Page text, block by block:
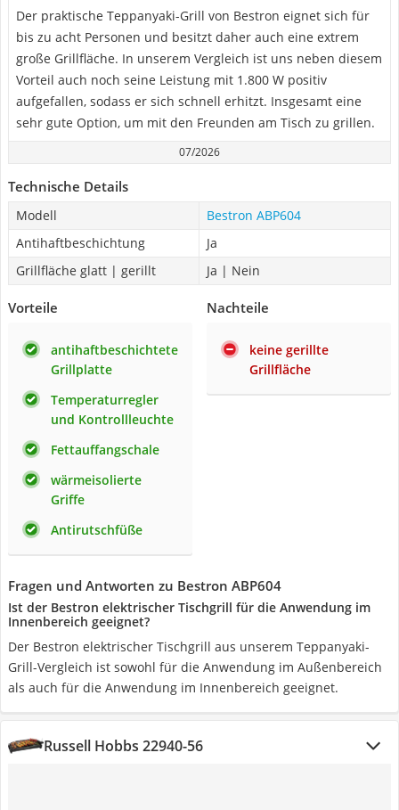
Der praktische Teppanyaki-Grill von Bestron eignet sich für
bis zu acht Personen und besitzt daher auch eine extrem
große Grillfläche. In unserem Vergleich ist uns neben diesem
Vorteil auch noch seine Leistung mit 1.800 W positiv
aufgefallen, sodass er sich schnell erhitzt. Insgesamt eine
sehr gute Option, um mit den Freunden am Tisch zu grillen.
07/2026
Technische Details
Modell
Bestron ABP604
Antihaftbeschichtung
Ja
Grillfläche glatt | gerillt
Ja | Nein
Vorteile
antihaftbeschichtete
Grillplatte
Temperaturregler
und Kontrollleuchte
Fettauffangschale
wärmeisolierte
Griffe
Antirutschfüße
Nachteile
keine gerillte
Grillfläche
Fragen und Antworten zu Bestron ABP604
Ist der Bestron elektrischer Tischgrill für die Anwendung im
Innenbereich geeignet?
Der Bestron elektrischer Tischgrill aus unserem Teppanyaki-
Grill-Vergleich ist sowohl für die Anwendung im Außenbereich
als auch für die Anwendung im Innenbereich geeignet.
Russell Hobbs 22940-56